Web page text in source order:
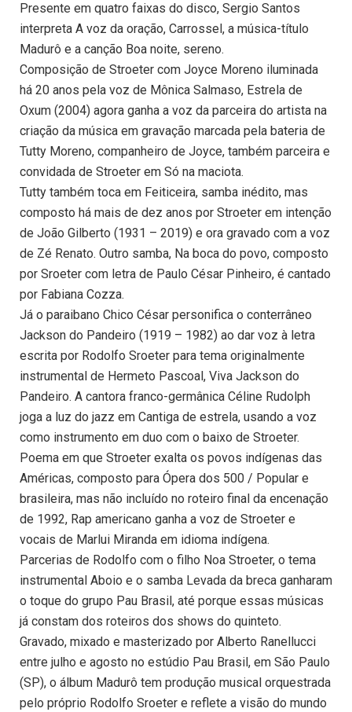
Presente em quatro faixas do disco, Sergio Santos
interpreta A voz da oração, Carrossel, a música-título
Madurô e a canção Boa noite, sereno.
Composição de Stroeter com Joyce Moreno iluminada
há 20 anos pela voz de Mônica Salmaso, Estrela de
Oxum (2004) agora ganha a voz da parceira do artista na
criação da música em gravação marcada pela bateria de
Tutty Moreno, companheiro de Joyce, também parceira e
convidada de Stroeter em Só na maciota.
Tutty também toca em Feiticeira, samba inédito, mas
composto há mais de dez anos por Stroeter em intenção
de João Gilberto (1931 – 2019) e ora gravado com a voz
de Zé Renato. Outro samba, Na boca do povo, composto
por Sroeter com letra de Paulo César Pinheiro, é cantado
por Fabiana Cozza.
Já o paraibano Chico César personifica o conterrâneo
Jackson do Pandeiro (1919 – 1982) ao dar voz à letra
escrita por Rodolfo Sroeter para tema originalmente
instrumental de Hermeto Pascoal, Viva Jackson do
Pandeiro. A cantora franco-germânica Céline Rudolph
joga a luz do jazz em Cantiga de estrela, usando a voz
como instrumento em duo com o baixo de Stroeter.
Poema em que Stroeter exalta os povos indígenas das
Américas, composto para Ópera dos 500 / Popular e
brasileira, mas não incluído no roteiro final da encenação
de 1992, Rap americano ganha a voz de Stroeter e
vocais de Marlui Miranda em idioma indígena.
Parcerias de Rodolfo com o filho Noa Stroeter, o tema
instrumental Aboio e o samba Levada da breca ganharam
o toque do grupo Pau Brasil, até porque essas músicas
já constam dos roteiros dos shows do quinteto.
Gravado, mixado e masterizado por Alberto Ranellucci
entre julho e agosto no estúdio Pau Brasil, em São Paulo
(SP), o álbum Madurô tem produção musical orquestrada
pelo próprio Rodolfo Sroeter e reflete a visão do mundo